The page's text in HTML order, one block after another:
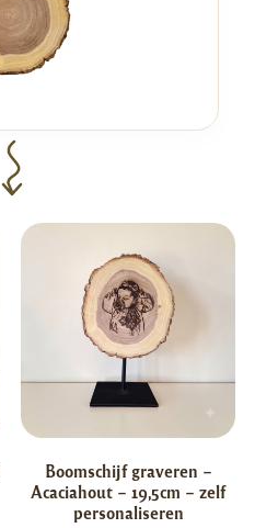
Boomschijf graveren –
Acaciahout – 19,5cm – zelf
personaliseren